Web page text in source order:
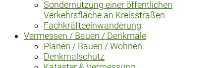
Sondernutzung einer öffentlichen
Verkehrsfläche an Kreisstraßen
Fachkräfteeinwanderung
Vermessen / Bauen / Denkmale
Planen / Bauen / Wohnen
Denkmalschutz